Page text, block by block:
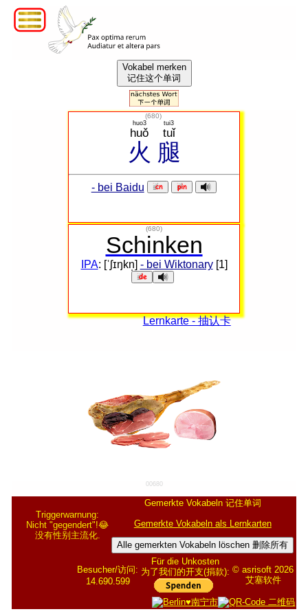
Vokabel merken
记住这个单词
(680)
火
huǒ
huo3
腿
tuǐ
tui3
- bei Baidu
(680)
Schinken
IPA: [ˈʃɪŋkn̩] - bei Wiktonary[1]
Lernkarte - 抽认卡
00680
Triggerwarnung:
Nicht "gegendert"!😂
没有性别主流化.
Gemerkte Vokabeln 记住单词
Gemerkte Vokabeln als Lernkarten
Alle gemerkten Vokabeln löschen 删除所有
Besucher/访问:
14.690.599
Für die Unkosten
为了我们的开支(捐款): © asrisoft 2026
艾塞软件